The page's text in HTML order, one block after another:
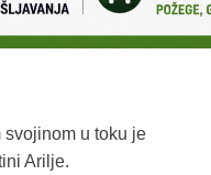
u toku je
Arilje.